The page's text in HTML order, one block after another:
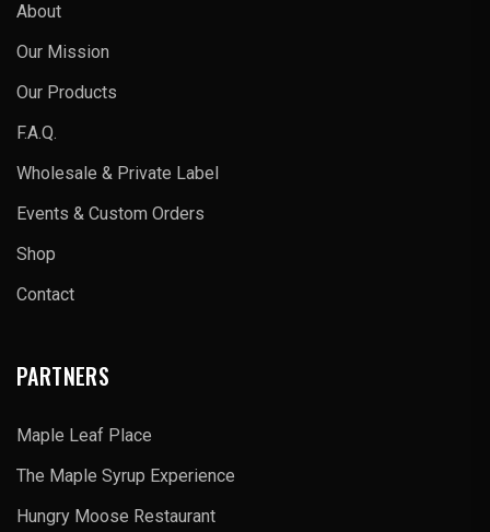
About
Our Mission
Our Products
F.A.Q.
Wholesale & Private Label
Events & Custom Orders
Shop
Contact
PARTNERS
Maple Leaf Place
The Maple Syrup Experience
Hungry Moose Restaurant